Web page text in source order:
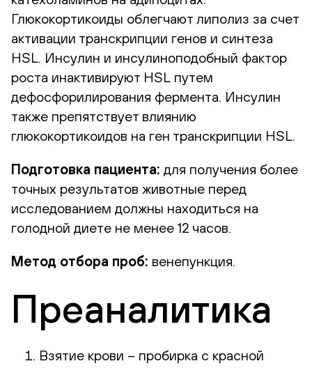
Глюкокортикоиды облегчают липолиз за счет
активации транскрипции генов и синтеза
HSL. Инсулин и инсулиноподобный фактор
роста инактивируют HSL путем
дефосфорилирования фермента. Инсулин
также препятствует влиянию
глюкокортикоидов на ген транскрипции HSL.
Подготовка пациента: для получения более
точных результатов животные перед
исследованием должны находиться на
голодной диете не менее 12 часов.
Метод отбора проб: венепункция.
Преаналитика
Взятие крови – пробирка с красной